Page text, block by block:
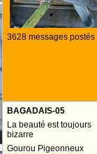
3628 messages postés
BAGADAIS-05
La beauté est toujours
bizarre
Gourou Pigeonneux